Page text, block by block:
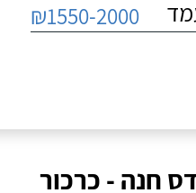
₪1550-2000
חנה - כרכור